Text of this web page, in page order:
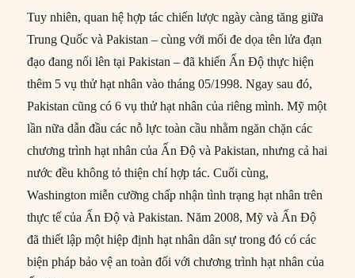
Tuy nhiên, quan hệ hợp tác chiến lược ngày càng tăng giữa
Trung Quốc và Pakistan – cùng với mối đe dọa tên lửa đạn
đạo đang nổi lên tại Pakistan – đã khiến Ấn Độ thực hiện
thêm 5 vụ thử hạt nhân vào tháng 05/1998. Ngay sau đó,
Pakistan cũng có 6 vụ thử hạt nhân của riêng mình. Mỹ một
lần nữa dẫn đầu các nỗ lực toàn cầu nhằm ngăn chặn các
chương trình hạt nhân của Ấn Độ và Pakistan, nhưng cả hai
nước đều không tỏ thiện chí hợp tác. Cuối cùng,
Washington miễn cưỡng chấp nhận tình trạng hạt nhân trên
thực tế của Ấn Độ và Pakistan. Năm 2008, Mỹ và Ấn Độ
đã thiết lập một hiệp định hạt nhân dân sự trong đó có các
biện pháp bảo vệ an toàn đối với chương trình hạt nhân của